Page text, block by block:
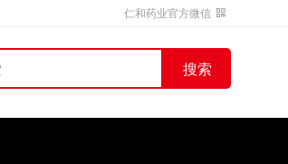
仁和药业官方微信
搜索